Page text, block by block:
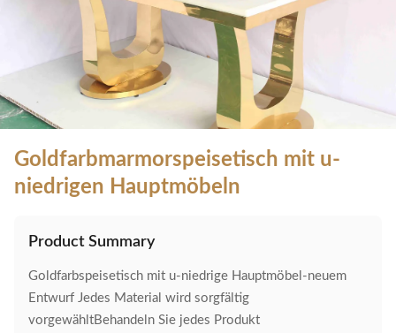
Goldfarbmarmorspeisetisch mit u-
niedrigen Hauptmöbeln
Product Summary
Goldfarbspeisetisch mit u-niedrige Hauptmöbel-neuem
Entwurf Jedes Material wird sorgfältig
vorgewähltBehandeln Sie jedes Produkt